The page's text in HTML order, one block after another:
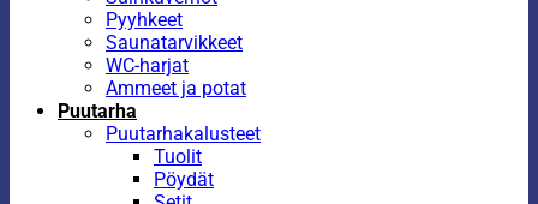
Pyyhkeet
Saunatarvikkeet
WC-harjat
Ammeet ja potat
Puutarha
Puutarhakalusteet
Tuolit
Pöydät